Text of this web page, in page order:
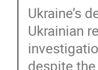
Ukraine’s
Ukrainian
despite